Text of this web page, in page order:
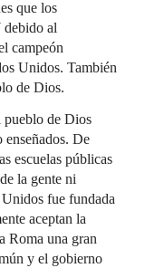
que los
debido al
campeón
Unidos. También
de Dios.
pueblo de Dios
enseñados. De
escuelas públicas
la gente ni
fue fundada
aceptan la
Roma una gran
y el gobierno